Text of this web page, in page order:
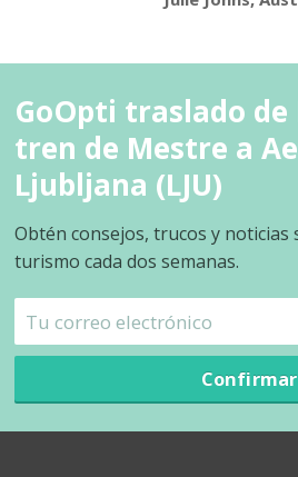
GoOpti traslado de
tren de Mestre a
Ljubljana (LJU)
Obtén consejos, trucos y noticias
turismo cada dos semanas.
Confirmar